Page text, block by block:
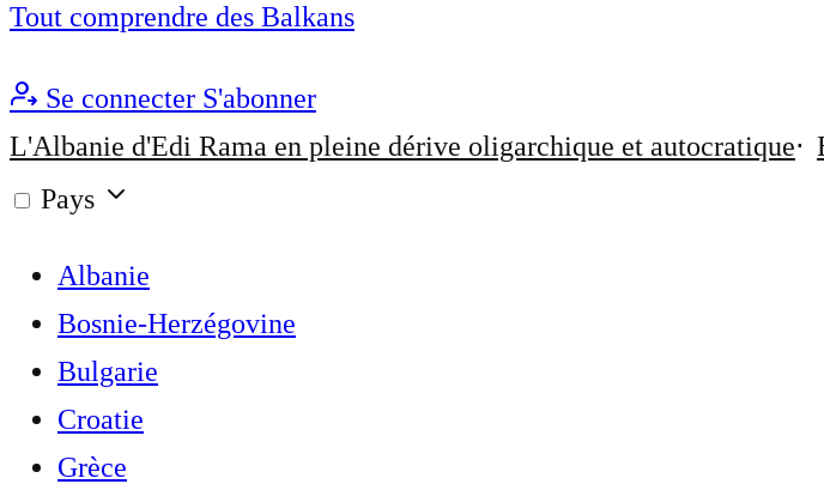
Tout comprendre des Balkans
Se connecter S'abonner
L'Albanie d'Edi Rama en pleine dérive oligarchique et autocratique
Pays
Albanie
Bosnie-Herzégovine
Bulgarie
Croatie
Grèce